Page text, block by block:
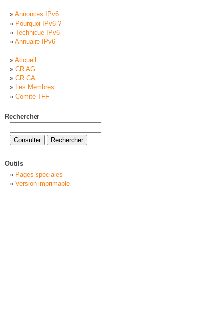
Annonces IPv6
Pourquoi IPv6 ?
Technique IPv6
Annuaire IPv6
Accueil
CR AG
CR CA
Les Membres
Comité TFF
Rechercher
Outils
Pages spéciales
Version imprimable